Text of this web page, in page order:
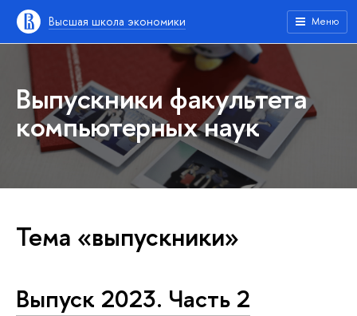
Высшая школа экономики Меню
Выпускники факультета
компьютерных наук
Тема «выпускники»
Выпуск 2023. Часть 2